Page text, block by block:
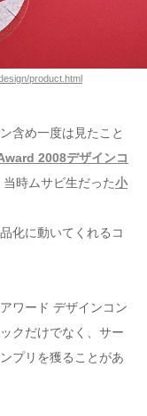
product.html
含め一度は見たこと
2008デザインコ
時ムサビ生だった小
化に動いてくれるコ
ワード デザインコン
クだけでなく、サー
プリを獲ることがあ